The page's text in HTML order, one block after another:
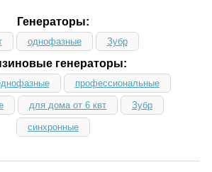
Генераторы:
однофазные Зубр
генераторы:
профессиональные
для дома от 6 квт Зубр
синхронные